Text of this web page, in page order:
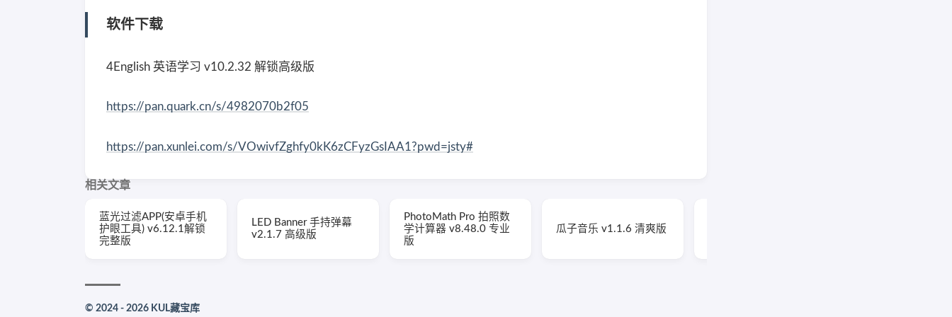
软件下载
4English 英语学习 v10.2.32 解锁高级版
https://pan.quark.cn/s/4982070b2f05
https://pan.xunlei.com/s/VOwivfZghfy0kK6zCFyzGsIAA1?pwd=jsty#
相关文章
蓝光过滤APP(安卓手机
护眼工具) v6.12.1解锁
完整版
LED Banner 手持弹幕
v2.1.7 高级版
PhotoMath Pro 拍照数
学计算器 v8.48.0 专业
版
瓜子音乐 v1.1.6 清爽版
© 2024 - 2026 KUL藏宝库